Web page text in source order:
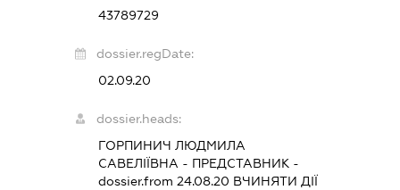
43789729
dossier.regDate:
02.09.20
dossier.heads:
ГОРПИНИЧ ЛЮДМИЛА
САВЕЛІЇВНА - ПРЕДСТАВНИК -
dossier.from 24.08.20 ВЧИНЯТИ ДІЇ